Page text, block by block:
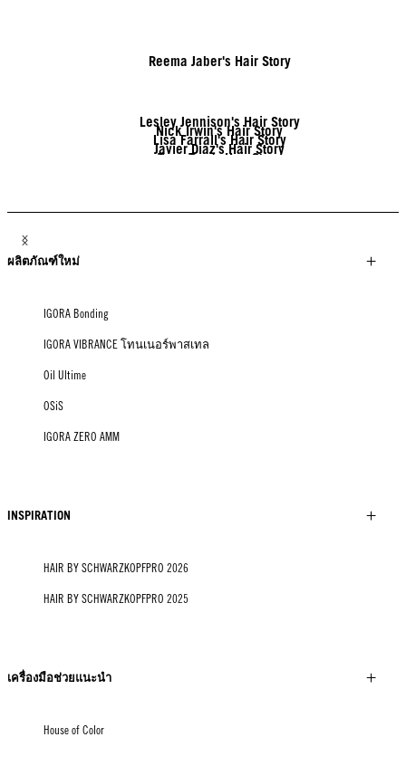
Reema Jaber's Hair Story
Lesley Jennison's Hair Story
Nick Irwin's Hair Story
Lisa Farrall's Hair Story
Javier Diaz's Hair Story
Tony Tsai's Hair Story
ผลิตภัณฑ์ใหม่
IGORA Bonding
IGORA VIBRANCE โทนเนอร์พาสเทล
Oil Ultime
OSiS
IGORA ZERO AMM
INSPIRATION
HAIR BY SCHWARZKOPFPRO 2026
HAIR BY SCHWARZKOPFPRO 2025
เครื่องมือช่วยแนะนำ
House of Color